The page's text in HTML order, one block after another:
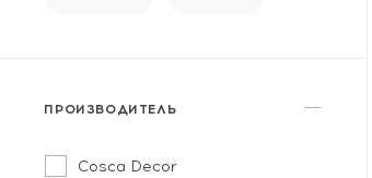
ПРОИЗВОДИТЕЛЬ
Cosca Decor